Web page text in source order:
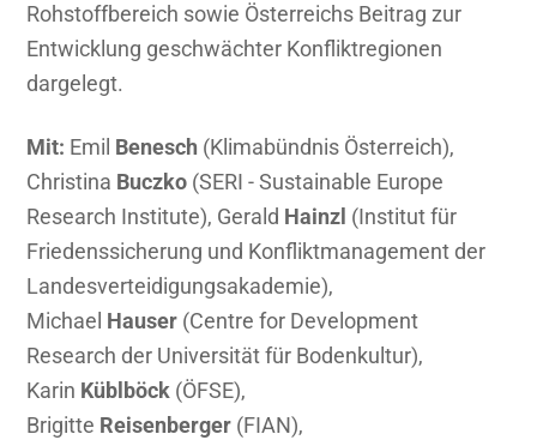
Rohstoffbereich sowie Österreichs Beitrag zur
Entwicklung geschwächter Konfliktregionen
dargelegt.
Mit: Emil Benesch (Klimabündnis Österreich),
Christina Buczko (SERI - Sustainable Europe
Research Institute), Gerald Hainzl (Institut für
Friedenssicherung und Konfliktmanagement der
Landesverteidigungsakademie),
Michael Hauser (Centre for Development
Research der Universität für Bodenkultur),
Karin Küblböck (ÖFSE),
Brigitte Reisenberger (FIAN),